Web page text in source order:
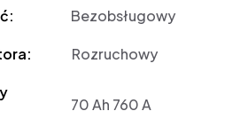
Bezobsługowy
Rozruchowy
70 Ah 760 A